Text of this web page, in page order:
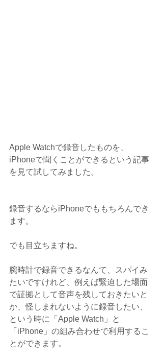
Apple Watchで録音したものを、
iPhoneで聞くことができるという記事
を見て試してみました。
録音するならiPhoneでももちろんでき
ます。
でも目立ちますね。
腕時計で録音できるなんて、スパイみ
たいですけれど、例えば緊迫した場面
で証拠として音声を残しておきたいと
か、怪しまれないように録音したい、
という時に「Apple Watch」と
「iPhone」の組み合わせで利用するこ
とができます。